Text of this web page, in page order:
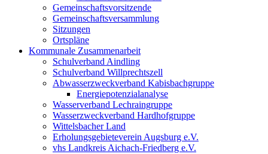
Gemeinschaftsvorsitzende
Gemeinschaftsversammlung
Sitzungen
Ortspläne
Kommunale Zusammenarbeit
Schulverband Aindling
Schulverband Willprechtszell
Abwasserzweckverband Kabisbachgruppe
Energiepotenzialanalyse
Wasserverband Lechraingruppe
Wasserzweckverband Hardhofgruppe
Wittelsbacher Land
Erholungsgebieteverein Augsburg e.V.
vhs Landkreis Aichach-Friedberg e.V.